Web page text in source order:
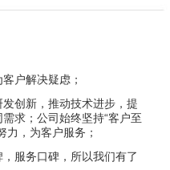
户解决疑虑；
创新，推动技术进步，提
求；公司始终坚持“客户至
力，为客户服务；
服务口碑，所以我们有了